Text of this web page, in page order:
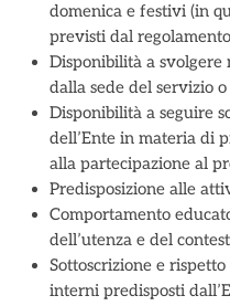
domenica e festivi (in
previsti dal
Disponibilità a
dalla sede del servizio
Disponibilità a seguire
dell’Ente in materia di
alla partecipazione al
Predisposizione alle
Comportamento
dell’utenza e del
Sottoscrizione e
interni predisposti